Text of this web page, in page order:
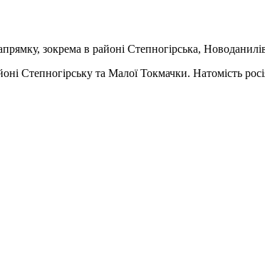
зокрема в районі Степногірська,
та Малої Токмачки. Натомість росія